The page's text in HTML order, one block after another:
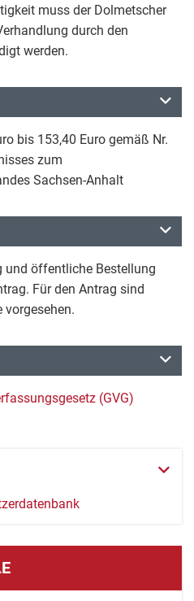
muss der Dolmetscher
durch den
werden.
bis 153,40 Euro gemäß Nr.
zum
Sachsen-Anhalt
und öffentliche Bestellung
Für den Antrag sind
vorgesehen.
(GVG)